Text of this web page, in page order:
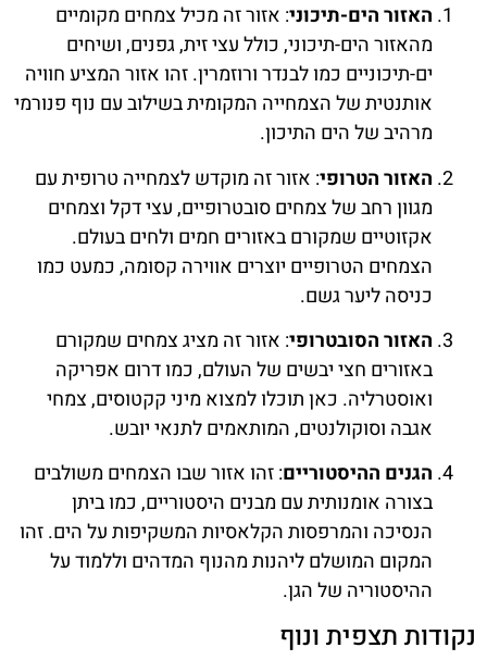
האזור הים-תיכוני: אזור זה מכיל צמחים מקומיים
מהאזור הים-תיכוני, כולל עצי זית, גפנים, ושיחים
ים-תיכוניים כמו לבנדר ורוזמרין. זהו אזור המציע חוויה
אותנטית של הצמחייה המקומית בשילוב עם נוף פנורמי
מרהיב של הים התיכון.
האזור הטרופי: אזור זה מוקדש לצמחייה טרופית עם
מגוון רחב של צמחים סובטרופיים, עצי דקל וצמחים
אקזוטיים שמקורם באזורים חמים ולחים בעולם.
הצמחים הטרופיים יוצרים אווירה קסומה, כמעט כמו
כניסה ליער גשם.
האזור הסובטרופי: אזור זה מציג צמחים שמקורם
באזורים חצי יבשים של העולם, כמו דרום אפריקה
ואוסטרליה. כאן תוכלו למצוא מיני קקטוסים, צמחי
אגבה וסוקולנטים, המותאמים לתנאי יובש.
הגנים ההיסטוריים: זהו אזור שבו הצמחים משולבים
בצורה אומנותית עם מבנים היסטוריים, כמו ביתן
הנסיכה והמרפסות הקלאסיות המשקיפות על הים. זהו
המקום המושלם ליהנות מהנוף המדהים וללמוד על
ההיסטוריה של הגן.
נקודות תצפית ונוף